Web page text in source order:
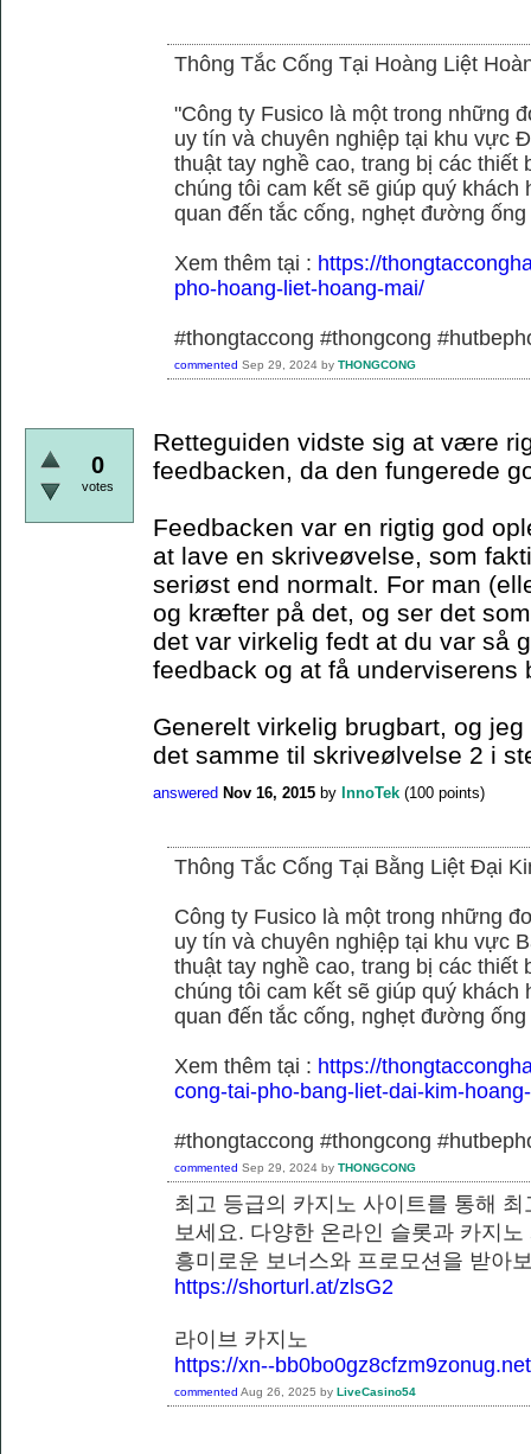
Thông Tắc Cống Tại Hoàng Liệt
"Công ty Fusico là một trong những
uy tín và chuyên nghiệp tại khu vực
thuật tay nghề cao, trang bị các thiết
chúng tôi cam kết sẽ giúp quý
quan đến tắc cống, nghẹt đường
Xem thêm tại : https://
pho-hoang-liet-hoang-mai/
#thongtaccong #thongcong
commented Sep 29, 2024 by THONGCONG
0
votes
Retteguiden vidste sig at være
feedbacken, da den fungerede
Feedbacken var en rigtig god
at lave en skriveøvelse, som
seriøst end normalt. For man
og kræfter på det, og ser det
det var virkelig fedt at du var så
feedback og at få underviserens
Generelt virkelig brugbart, og
det samme til skriveølvelse 2 i
answered Nov 16, 2015 by InnoTek (100 points)
Thông Tắc Cống Tại Bằng Liệt Đại
Công ty Fusico là một trong những
uy tín và chuyên nghiệp tại khu vực
thuật tay nghề cao, trang bị các thiết
chúng tôi cam kết sẽ giúp quý
quan đến tắc cống, nghẹt đường
Xem thêm tại : https://
cong-tai-pho-bang-liet-dai-kim-
#thongtaccong #thongcong
commented Sep 29, 2024 by THONGCONG
최고 등급의 카지노 사이트를 통해
보세요. 다양한 온라인 슬롯과 카지
흥미로운 보너스와 프로모션을
https://shorturl.at/zlsG2
라이브 카지노
https://xn--bb0bo0gz8cfzm9zonug.net
commented Aug 26, 2025 by LiveCasino54